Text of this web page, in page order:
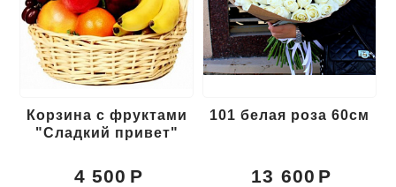
Корзина с фруктами
"Сладкий привет"
4 500
101 белая роза 60см
13 600